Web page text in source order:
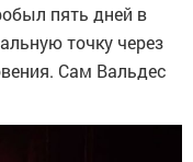
пять дней в
точку через
Сам Вальдес